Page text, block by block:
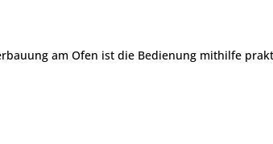
am Ofen ist die Bedienung mithilfe